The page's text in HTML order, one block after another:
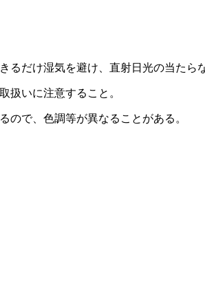
だけ湿気を避け、直射日光の当たら
扱いに注意すること。
で、色調等が異なることがある。